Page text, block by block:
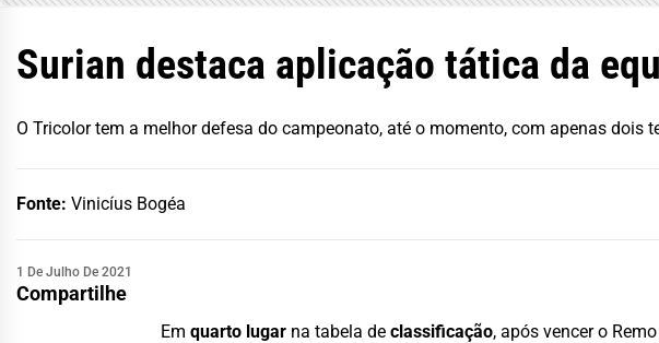
Surian destaca aplicação tática da
O Tricolor tem a melhor defesa do campeonato, até o momento, com apenas dois
Fonte: Vinicíus Bogéa
1 De Julho De 2021
Compartilhe
Em quarto lugar na tabela de classificação, após vencer o